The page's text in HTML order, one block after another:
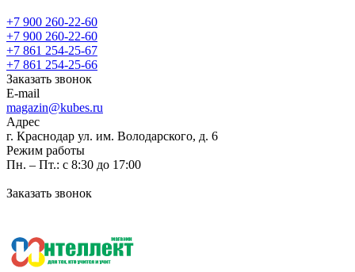
+7 900 260-22-60
+7 900 260-22-60
+7 861 254-25-67
+7 861 254-25-66
Заказать звонок
E-mail
magazin@kubes.ru
Адрес
г. Краснодар ул. им. Володарского, д. 6
Режим работы
Пн. – Пт.: с 8:30 до 17:00
Заказать звонок